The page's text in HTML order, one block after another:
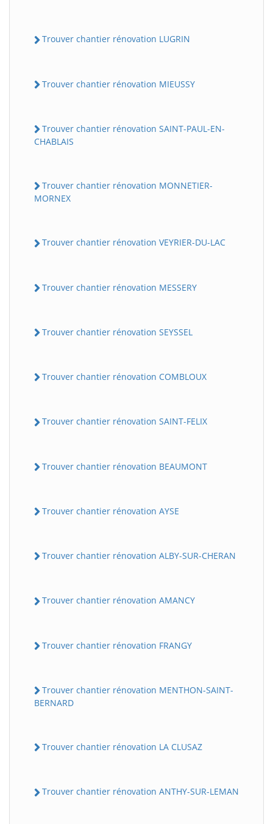
Trouver chantier rénovation LUGRIN
Trouver chantier rénovation MIEUSSY
Trouver chantier rénovation SAINT-PAUL-EN-
CHABLAIS
Trouver chantier rénovation MONNETIER-
MORNEX
Trouver chantier rénovation VEYRIER-DU-LAC
Trouver chantier rénovation MESSERY
Trouver chantier rénovation SEYSSEL
Trouver chantier rénovation COMBLOUX
Trouver chantier rénovation SAINT-FELIX
Trouver chantier rénovation BEAUMONT
Trouver chantier rénovation AYSE
Trouver chantier rénovation ALBY-SUR-CHERAN
Trouver chantier rénovation AMANCY
Trouver chantier rénovation FRANGY
Trouver chantier rénovation MENTHON-SAINT-
BERNARD
Trouver chantier rénovation LA CLUSAZ
Trouver chantier rénovation ANTHY-SUR-LEMAN